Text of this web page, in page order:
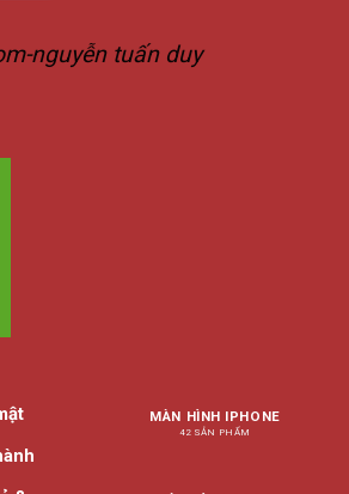
nguyễn tuấn duy
MÀN HÌNH IPHONE
42 SẢN PHẨM